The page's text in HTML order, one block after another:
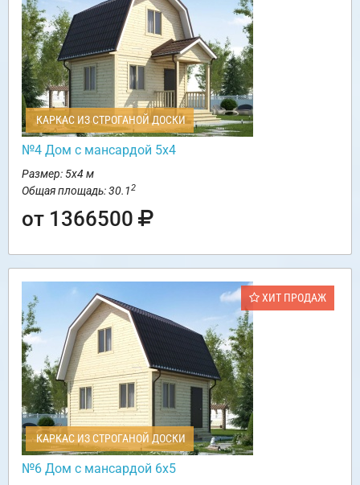
КАРКАС ИЗ СТРОГАНОЙ ДОСКИ
№4 Дом с мансардой 5х4
Размер: 5х4 м
Общая площадь: 30.12
от 1366500
ХИТ ПРОДАЖ
КАРКАС ИЗ СТРОГАНОЙ ДОСКИ
№6 Дом с мансардой 6х5